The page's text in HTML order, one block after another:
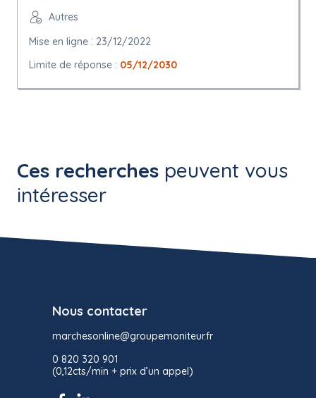
Autres
Mise en ligne : 23/12/2022
Limite de réponse : 05/12/2030
Ces recherches peuvent vous
intéresser
Nous contacter
marchesonline@groupemoniteur.fr
0 820 320 901
(0,12cts/min + prix d’un appel)